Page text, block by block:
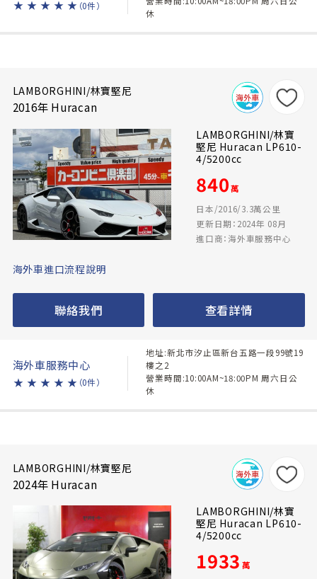
★ ★ ★ ★ ★ （0件）
休
LAMBORGHINI/林寶堅尼
2016年 Huracan
LAMBORGHINI/林寶
堅尼 Huracan LP610-
4/5200cc
840萬
日本/2016/3.3萬公里
更新日期：2024年 08月
進口商：海外車服務中心
海外車進口流程說明
聯絡我們 查看詳情
海外車服務中心
★ ★ ★ ★ ★ （0件）
地址:新北市汐止區新台五路一段99號19
樓之2
營業時間:10:00AM~18:00PM 周六日公
休
LAMBORGHINI/林寶堅尼
2024年 Huracan
LAMBORGHINI/林寶
堅尼 Huracan LP610-
4/5200cc
1933 萬